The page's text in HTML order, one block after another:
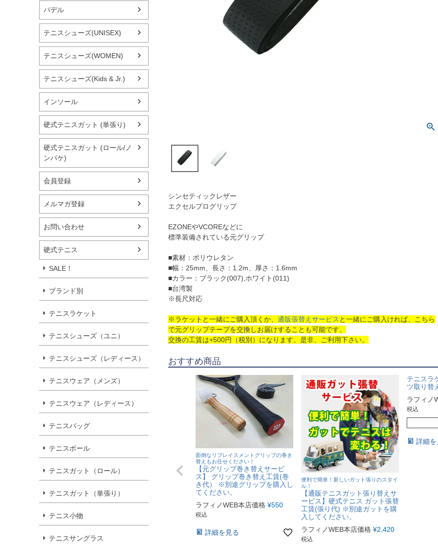
パデル
テニスシューズ(UNISEX)
テニスシューズ(WOMEN)
テニスシューズ(Kids & Jr.)
インソール
硬式テニスガット (単張り)
硬式テニスガット (ロール/ノ
ンパケ)
会員登録
メルマガ登録
お問い合わせ
硬式テニス
SALE！
ブランド別
テニスラケット
テニスシューズ（ユニ）
テニスシューズ（レディース）
テニスウェア（メンズ）
テニスウェア（レディース）
テニスバッグ
テニスボール
テニスガット（ロール）
テニスガット（単張り）
テニス小物
テニスサングラス
シンセティックレザー
エクセルプログリップ
EZONEやVCOREなどに
標準装備されている元グリップ
■素材：ポリウレタン
■幅：25mm、長さ：1.2m、厚さ：1.6mm
■カラー：ブラック(007),ホワイト(011)
■台湾製
※長尺対応
※ラケットと一緒にご購入頂くか、 通販張替えサービス と一緒にご購入ければ、こちら
で元グリップテープを交換しお届けすることも可能です。
交換の工賃は+500円（税別）になります。是非、ご利用下さい。
おすすめ商品
面倒なリプレイスメントグリップの巻き
替えもお任せください！
【元グリップ巻き替えサービ
ス】 グリップ巻き替え工賃(巻
き代） ※別途グリップを購入し
てください。
ラフィノWEB本店価格 ¥550
税込
詳細を見る
便利で簡単！新しいガット張りのスタイ
ル！
【通販テニスガット張り替えサ
ービス】硬式テニス ガット張替
工賃(張り代) ※別途ガットを購
入してください。
ラフィノWEB本店価格 ¥2,420
税込
テニスラ
ツ取り替
ラフィノ
税込
詳細を